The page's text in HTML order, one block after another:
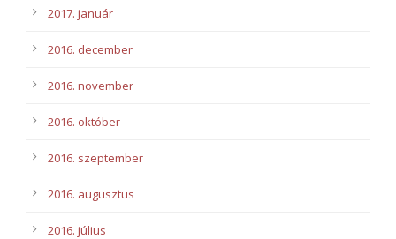
2017. január
2016. december
2016. november
2016. október
2016. szeptember
2016. augusztus
2016. július